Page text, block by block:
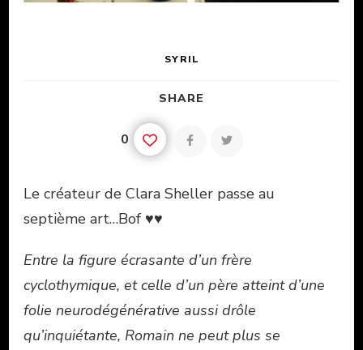
SYRIL
SHARE
0
Le créateur de Clara Sheller passe au
septième art…Bof ♥♥
Entre la figure écrasante d’un frère
cyclothymique, et celle d’un père atteint d’une
folie neurodégénérative aussi drôle
qu’inquiétante, Romain ne peut plus se